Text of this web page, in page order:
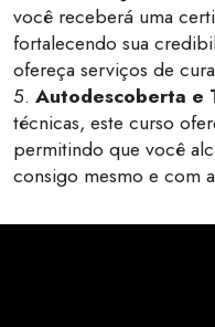
você receberá uma
fortalecendo sua
ofereça serviços de
5. Autodescoberta e
técnicas, este curso
permitindo que você
consigo mesmo e com